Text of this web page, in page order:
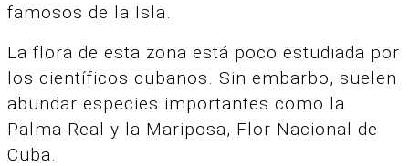
famosos de la Isla.
La flora de esta zona está poco estudiada por
los científicos cubanos. Sin embarbo, suelen
abundar especies importantes como la
Palma Real y la Mariposa, Flor Nacional de
Cuba.